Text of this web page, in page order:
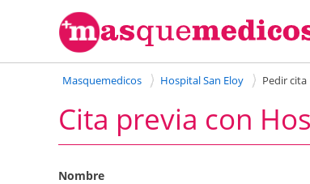
Masquemedicos Hospital San Eloy Pedir cita
Cita previa con
Nombre